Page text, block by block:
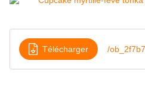
Télécharger